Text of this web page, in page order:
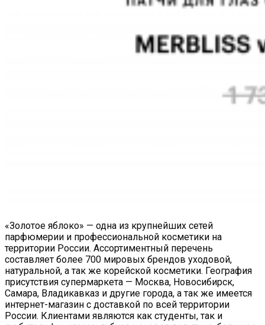
«Золотое яблоко» — одна из крупнейших сетей
парфюмерии и профессиональной косметики на
территории России. Ассортиментный перечень
составляет более 700 мировых брендов уходовой,
натуральной, а так же корейской косметики. География
присутствия супермаркета — Москва, Новосибирск,
Самара, Владикавказ и другие города, а так же имеется
интернет-магазин с доставкой по всей территории
России. Клиентами являются как студенты, так и